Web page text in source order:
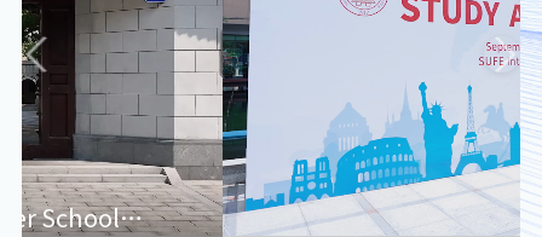
Study Abroad Fair 2024